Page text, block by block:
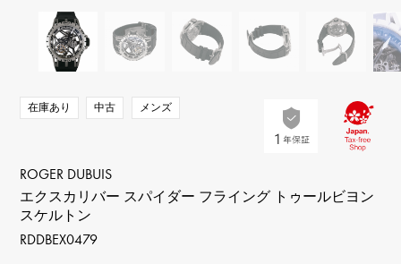
ZENITH
ゼニス タグホイヤー
DUNAMIS TABLE CLOCK
VINTAGE WATCH
ヴィンテージウォッチ
オリジナルジュエリー一覧へ
在庫あり 中古 メンズ
ROGER DUBUIS
エクスカリバー スパイダー フライング トゥールビヨン
スケルトン
RDDBEX0479